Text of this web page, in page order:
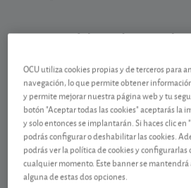
carpetazo al programa de
el que en junio del pasado año
disposición hasta 100.000
salvar el sistema financiero
importe dispuesto para tal
en unos 41.000 millones,
hay que añadir otros 11.000
OCU utiliza cookies propias y de terceros para
navegación, lo que permite obtener
y permite mejorar nuestra página web y tu
botón "Aceptar todas las cookies" aceptarás la
y solo entonces se implantarán. Si haces clic
podrás configurar o deshabilitar las cookies.
podrás ver la política de cookies y
cualquier momento. Este banner se
alguna de estas dos opciones.